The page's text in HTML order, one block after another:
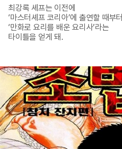
최강록 셰프는 이전에
‘마스터셰프 코리아’에 출연할 때부터
‘만화로 요리를 배운 요리사’라는
타이틀을 얻게 돼.